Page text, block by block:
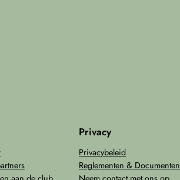
Privacy
Privacybeleid
Reglementen & Documenten